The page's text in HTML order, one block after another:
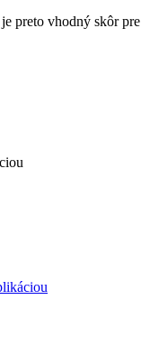
preto vhodný skôr pre